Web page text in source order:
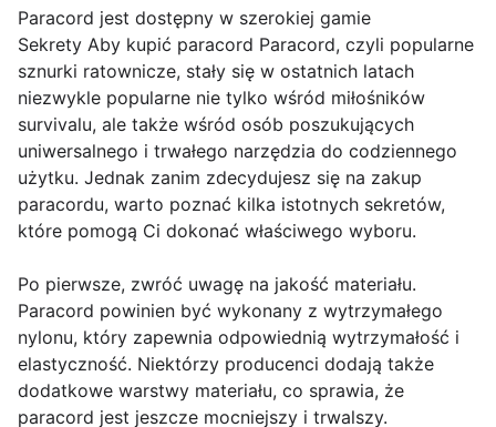
Paracord jest dostępny w szerokiej gamie
Sekrety Aby kupić paracord Paracord, czyli popularne
sznurki ratownicze, stały się w ostatnich latach
niezwykle popularne nie tylko wśród miłośników
survivalu, ale także wśród osób poszukujących
uniwersalnego i trwałego narzędzia do codziennego
użytku. Jednak zanim zdecydujesz się na zakup
paracordu, warto poznać kilka istotnych sekretów,
które pomogą Ci dokonać właściwego wyboru.
Po pierwsze, zwróć uwagę na jakość materiału.
Paracord powinien być wykonany z wytrzymałego
nylonu, który zapewnia odpowiednią wytrzymałość i
elastyczność. Niektórzy producenci dodają także
dodatkowe warstwy materiału, co sprawia, że
paracord jest jeszcze mocniejszy i trwalszy.